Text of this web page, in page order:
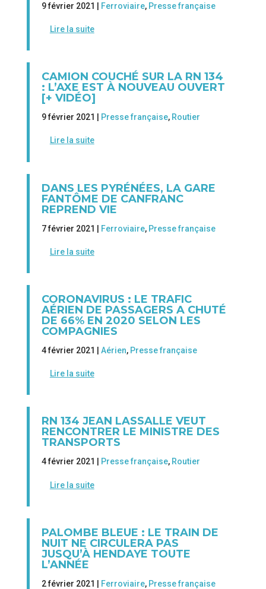
9 février 2021 | Ferroviaire, Presse française
Lire la suite
CAMION COUCHÉ SUR LA RN 134
: L’AXE EST À NOUVEAU OUVERT
[+ VIDÉO]
9 février 2021 | Presse française, Routier
Lire la suite
DANS LES PYRÉNÉES, LA GARE
FANTÔME DE CANFRANC
REPREND VIE
7 février 2021 | Ferroviaire, Presse française
Lire la suite
CORONAVIRUS : LE TRAFIC
AÉRIEN DE PASSAGERS A CHUTÉ
DE 66% EN 2020 SELON LES
COMPAGNIES
4 février 2021 | Aérien, Presse française
Lire la suite
RN 134 JEAN LASSALLE VEUT
RENCONTRER LE MINISTRE DES
TRANSPORTS
4 février 2021 | Presse française, Routier
Lire la suite
PALOMBE BLEUE : LE TRAIN DE
NUIT NE CIRCULERA PAS
JUSQU’À HENDAYE TOUTE
L’ANNÉE
2 février 2021 | Ferroviaire, Presse française